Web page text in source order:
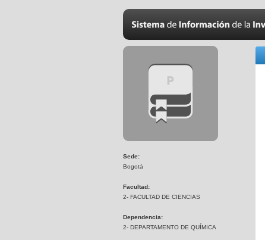
Sede:
Bogotá
Facultad:
2- FACULTAD DE CIENCIAS
Dependencia:
2- DEPARTAMENTO DE QUÍMICA